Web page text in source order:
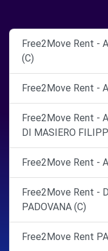
Free2Move Rent -
(C)
Free2Move Rent -
Free2Move Rent -
DI MASIERO
Free2Move Rent -
Free2Move Rent -
PADOVANA (C)
Free2Move Rent